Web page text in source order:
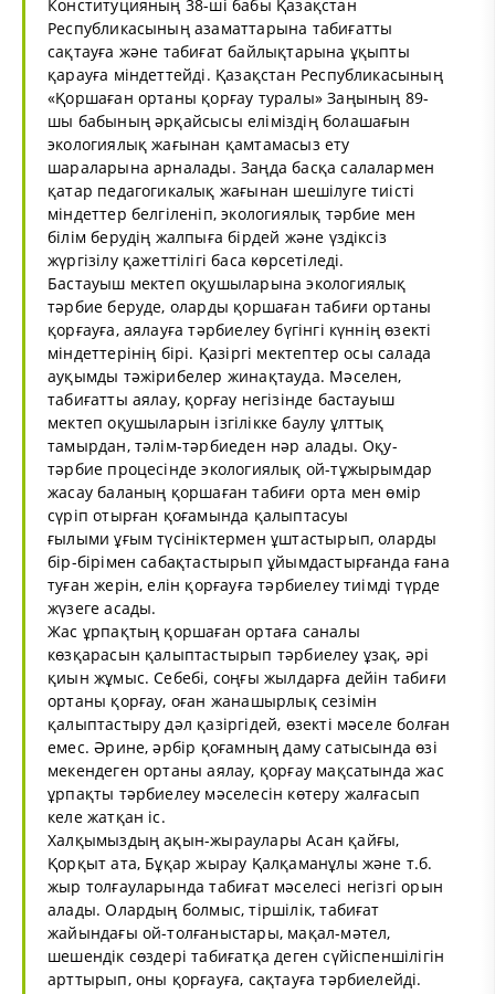
Конституцияның 38-ші бабы Қазақстан
Республикасының азаматтарына табиғатты
сақтауға және табиғат байлықтарына ұқыпты
қарауға міндеттейді. Қазақстан Республикасының
«Қоршаған ортаны қорғау туралы» Заңының 89-
шы бабының әрқайсысы еліміздің болашағын
экологиялық жағынан қамтамасыз ету
шараларына арналады. Заңда басқа салалармен
қатар педагогикалық жағынан шешілуге тиісті
міндеттер белгіленіп, экологиялық тәрбие мен
білім берудің жалпыға бірдей және үздіксіз
жүргізілу қажеттілігі баса көрсетіледі.
Бастауыш мектеп оқушыларына экологиялық
тәрбие беруде, оларды қоршаған табиғи ортаны
қорғауға, аялауға тәрбиелеу бүгінгі күннің өзекті
міндеттерінің бірі. Қазіргі мектептер осы салада
ауқымды тәжірибелер жинақтауда. Мәселен,
табиғатты аялау, қорғау негізінде бастауыш
мектеп оқушыларын ізгілікке баулу ұлттық
тамырдан, тәлім-тәрбиеден нәр алады. Оқу-
тәрбие процесінде экологиялық ой-тұжырымдар
жасау баланың қоршаған табиғи орта мен өмір
сүріп отырған қоғамында қалыптасуы
ғылыми ұғым түсініктермен ұштастырып, оларды
бір-бірімен сабақтастырып ұйымдастырғанда ғана
туған жерін, елін қорғауға тәрбиелеу тиімді түрде
жүзеге асады.
Жас ұрпақтың қоршаған ортаға саналы
көзқарасын қалыптастырып тәрбиелеу ұзақ, әрі
қиын жұмыс. Себебі, соңғы жылдарға дейін табиғи
ортаны қорғау, оған жанашырлық сезімін
қалыптастыру дәл қазіргідей, өзекті мәселе болған
емес. Әрине, әрбір қоғамның даму сатысында өзі
мекендеген ортаны аялау, қорғау мақсатында жас
ұрпақты тәрбиелеу мәселесін көтеру жалғасып
келе жатқан іс.
Халқымыздың ақын-жыраулары Асан қайғы,
Қорқыт ата, Бұқар жырау Қалқаманұлы және т.б.
жыр толғауларында табиғат мәселесі негізгі орын
алады. Олардың болмыс, тіршілік, табиғат
жайындағы ой-толғаныстары, мақал-мәтел,
шешендік сөздері табиғатқа деген сүйіспеншілігін
арттырып, оны қорғауға, сақтауға тәрбиелейді.